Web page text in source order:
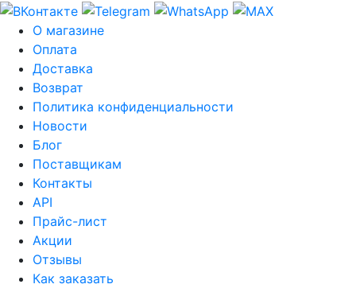
О магазине
Оплата
Доставка
Возврат
Политика конфиденциальности
Новости
Блог
Поставщикам
Контакты
API
Прайс-лист
Акции
Отзывы
Как заказать